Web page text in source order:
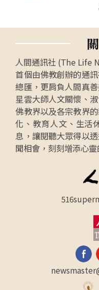
關
人間通訊社 (The Life
首個由佛教創辦的通
總匯，更肩負人間真
星雲大師人文關懷、
佛教界以及各宗教界
化、教育人文、生活
息，讓閱聽大眾得以
聞相會，刻刻增添心